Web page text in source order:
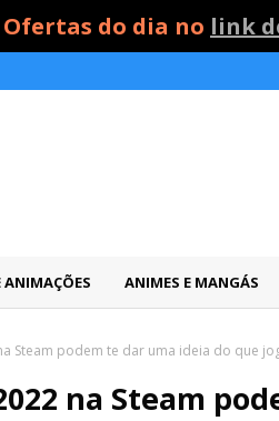
Ofertas do dia no link
ANIMAÇÕES ANIMES E MANGÁS
Steam podem te dar uma ideia do que
na Steam